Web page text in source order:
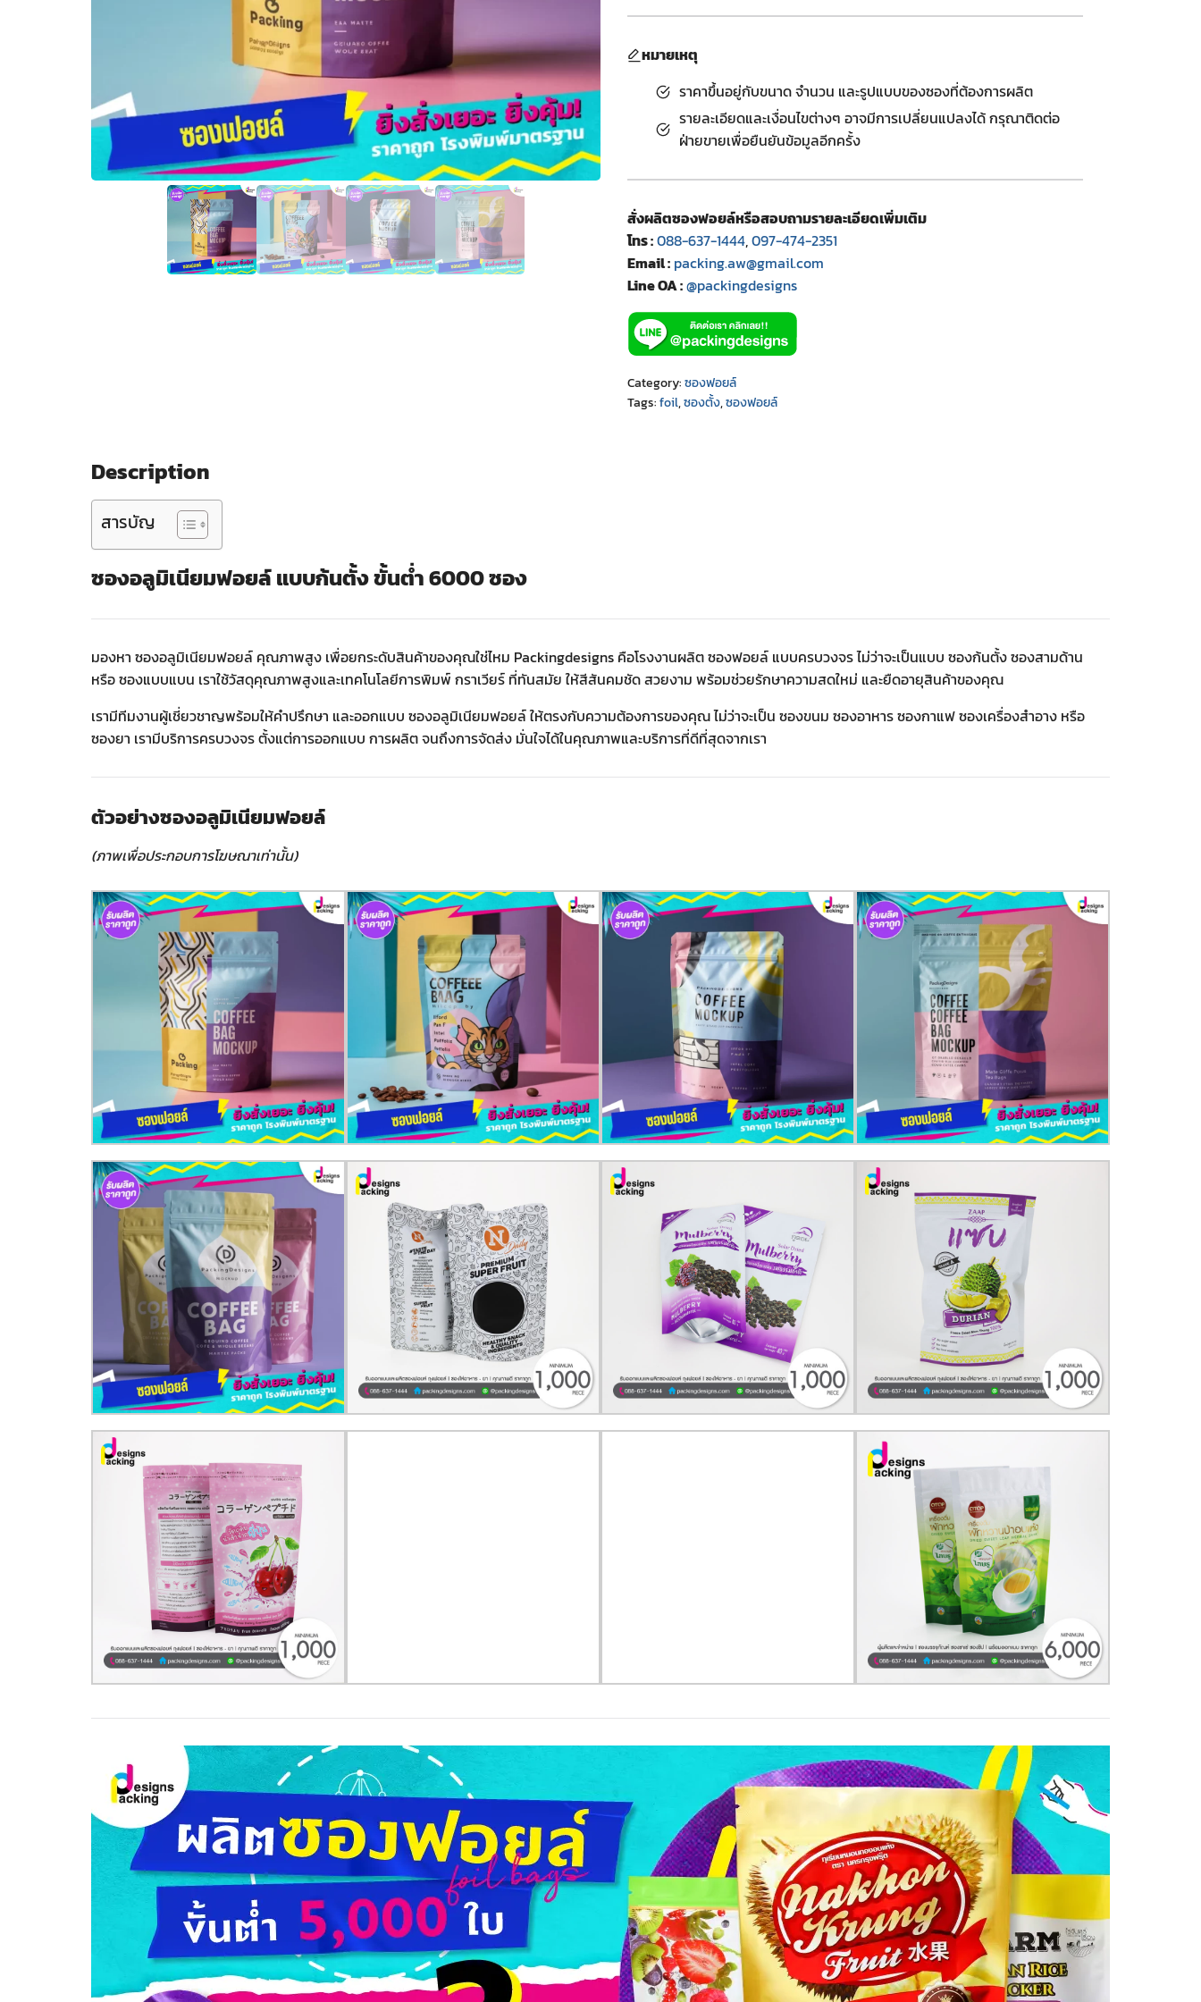
หมายเหตุ
ราคาขึ้นอยู่กับขนาด จำนวน และรูปแบบของซองที่ต้องการผลิต
รายละเอียดและเงื่อนไขต่างๆ อาจมีการเปลี่ยนแปลงได้ กรุณาติดต่อ
ฝ่ายขายเพื่อยืนยันข้อมูลอีกครั้ง
สั่งผลิตซองฟอยล์หรือสอบถามรายละเอียดเพิ่มเติม
โทร :088-637-1444,097-474-2351
Email : packing.aw@gmail.com
Line OA :@packingdesigns
Category:ซองฟอยล์
Tags:foil,ซองตั้ง,ซองฟอยล์
Description
สารบัญ
ซองอลูมิเนียมฟอยล์แบบก้นตั้ง ขั้นต่ำ 6000 ซอง
มองหา ซองอลูมิเนียมฟอยล์ คุณภาพสูง เพื่อยกระดับสินค้าของคุณใช่ไหม Packingdesigns คือโรงงานผลิต ซองฟอยล์ แบบครบวงจร ไม่ว่าจะเป็นแบบ ซองก้นตั้ง ซองสามด้าน
หรือ ซองแบบแบน เราใช้วัสดุคุณภาพสูงและเทคโนโลยีการพิมพ์ กราเวียร์ ที่ทันสมัย ให้สีสันคมชัด สวยงาม พร้อมช่วยรักษาความสดใหม่ และยืดอายุสินค้าของคุณ
เรามีทีมงานผู้เชี่ยวชาญพร้อมให้คำปรึกษา และออกแบบ ซองอลูมิเนียมฟอยล์ ให้ตรงกับความต้องการของคุณ ไม่ว่าจะเป็น ซองขนม ซองอาหาร ซองกาแฟ ซองเครื่องสำอาง หรือ
ซองยา เรามีบริการครบวงจร ตั้งแต่การออกแบบ การผลิต จนถึงการจัดส่ง มั่นใจได้ในคุณภาพและบริการที่ดีที่สุดจากเรา
ตัวอย่างซองอลูมิเนียมฟอยล์
(ภาพเพื่อประกอบการโฆษณาเท่านั้น)